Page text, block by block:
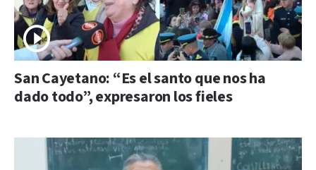
San Cayetano: “Es el santo que nos ha
dado todo”, expresaron los fieles